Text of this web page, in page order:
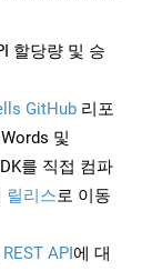
할당량 및 승
GitHub 리포
및
를 직접 컴파
릴리스로 이동
REST API에 대